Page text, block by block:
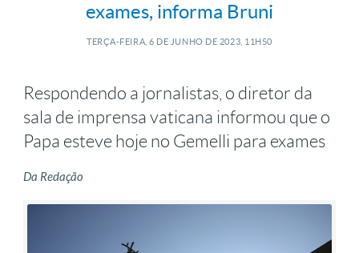
exames, informa Bruni
TERÇA-FEIRA, 6 DE JUNHO DE 2023, 11H50
Respondendo a jornalistas, o diretor da
sala de imprensa vaticana informou que o
Papa esteve hoje no Gemelli para exames
Da Redação